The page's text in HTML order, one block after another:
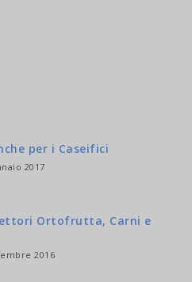
per i Caseifici
2017
Ortofrutta, Carni e
2016